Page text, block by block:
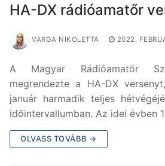
HA-DX rádióamatőr
VARGA NIKOLETTA 2022.
A Magyar Rádióamatőr
megrendezte a HA-DX
január harmadik teljes
időintervallumban. Az idei évben
OLVASS TOVÁBB →